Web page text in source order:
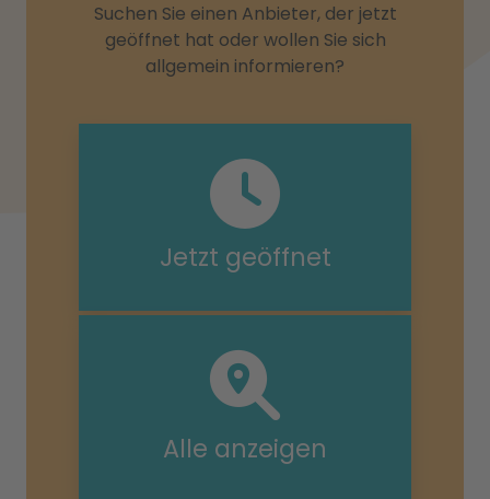
Suchen Sie einen Anbieter, der jetzt
geöffnet hat oder wollen Sie sich
allgemein informieren?
Jetzt geöffnet
Alle anzeigen